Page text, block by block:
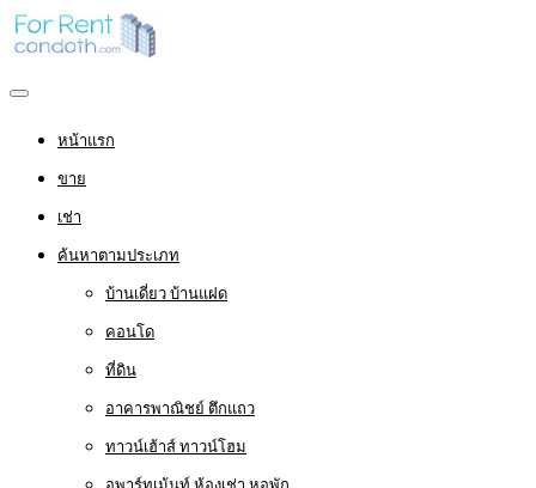
หน้าแรก
ขาย
เช่า
ค้นหาตามประเภท
บ้านเดี่ยว บ้านแฝด
คอนโด
ที่ดิน
อาคารพาณิชย์ ตึกแถว
ทาวน์เฮ้าส์ ทาวน์โฮม